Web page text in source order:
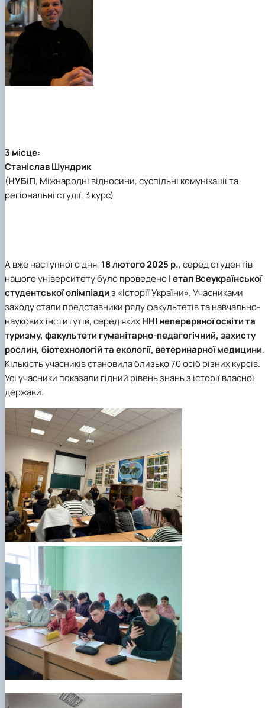
3 місце:
Станіслав Шундрик
(НУБіП, Міжнародні відносини, суспільні комунікації та
регіональні студії, 3 курс)
А вже наступного дня, 18 лютого 2025 р., серед студентів
нашого університету було проведеноІ етап Всеукраїнської
студентської олімпіадиз «Історії України». Учасниками
заходу стали представники ряду факультетів та навчально-
наукових інститутів, серед якихННІ неперервної освіти та
туризму, факультети гуманітарно-педагогічний, захисту
рослин, біотехнологій та екології, ветеринарної медицини.
Кількість учасників становила близько 70 осіб різних курсів.
Усі учасники показали гідний рівень знань з історії власної
держави.